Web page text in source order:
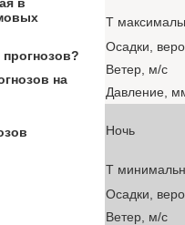
T
Осадки,
Ветер, м/с
Давление,
Ночь
T
Осадки,
Ветер, м/с
на